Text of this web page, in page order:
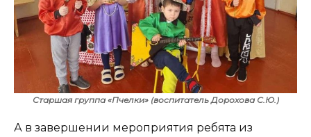
Старшая группа «Пчелки» (воспитатель Дорохова С.Ю.)
А в завершении мероприятия ребята из